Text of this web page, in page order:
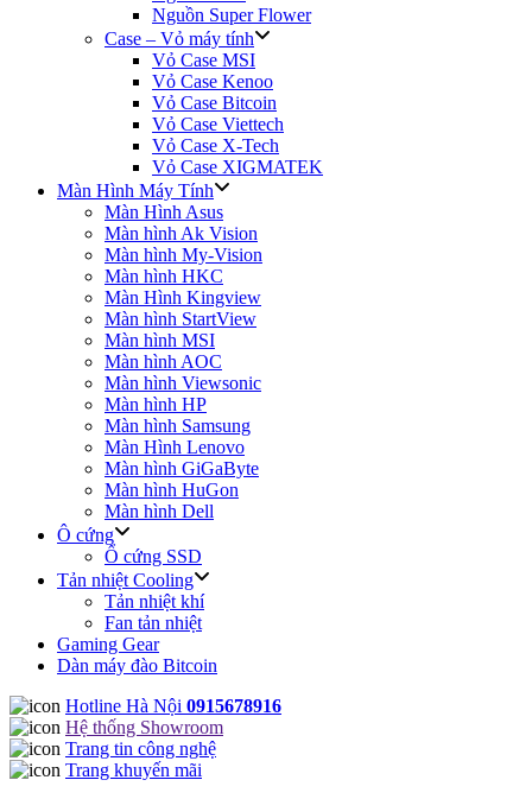
Nguồn Super Flower
Case – Vỏ máy tính
Vỏ Case MSI
Vỏ Case Kenoo
Vỏ Case Bitcoin
Vỏ Case Viettech
Vỏ Case X-Tech
Vỏ Case XIGMATEK
Màn Hình Máy Tính
Màn Hình Asus
Màn hình Ak Vision
Màn hình My-Vision
Màn hình HKC
Màn Hình Kingview
Màn hình StartView
Màn hình MSI
Màn hình AOC
Màn hình Viewsonic
Màn hình HP
Màn hình Samsung
Màn Hình Lenovo
Màn hình GiGaByte
Màn hình HuGon
Màn hình Dell
Ô cứng
Ổ cứng SSD
Tản nhiệt Cooling
Tản nhiệt khí
Fan tản nhiệt
Gaming Gear
Dàn máy đào Bitcoin
Hotline Hà Nội 0915678916
Hệ thống Showroom
Trang tin công nghệ
Trang khuyến mãi